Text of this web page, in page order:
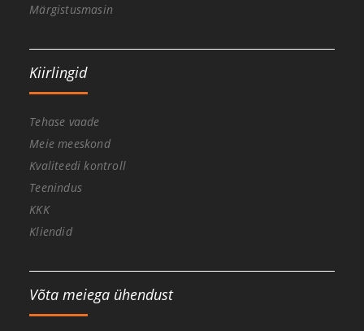
Märgistusmasin
Kiirlingid
Tehase vaade
Meie meeskond
Kvaliteedi kontroll
Teenindus
KKK
Kliendid
Võta meiega ühendust